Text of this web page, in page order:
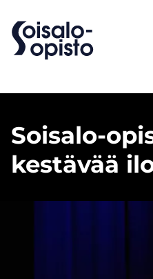
pääsisältöön
Varkaus,
home
page
Soisalo-
kestävää